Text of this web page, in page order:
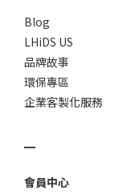
Blog
LHiDS US
品牌故事
環保專區
企業客製化服務
會員中心